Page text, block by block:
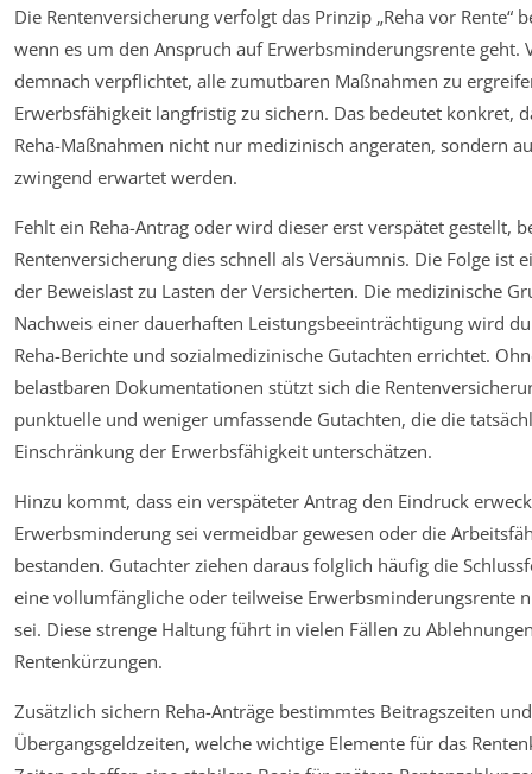
Die Rentenversicherung verfolgt das Prinzip „Reha vor Rente“
wenn es um den Anspruch auf Erwerbsminderungsrente geht.
demnach verpflichtet, alle zumutbaren Maßnahmen zu
Erwerbsfähigkeit langfristig zu sichern. Das bedeutet konkret,
Reha-Maßnahmen nicht nur medizinisch angeraten, sondern
zwingend erwartet werden.
Fehlt ein Reha-Antrag oder wird dieser erst verspätet gestellt,
Rentenversicherung dies schnell als Versäumnis. Die Folge ist
der Beweislast zu Lasten der Versicherten. Die medizinische
Nachweis einer dauerhaften Leistungsbeeinträchtigung wird
Reha-Berichte und sozialmedizinische Gutachten errichtet.
belastbaren Dokumentationen stützt sich die
punktuelle und weniger umfassende Gutachten, die die
Einschränkung der Erwerbsfähigkeit unterschätzen.
Hinzu kommt, dass ein verspäteter Antrag den Eindruck
Erwerbsminderung sei vermeidbar gewesen oder die
bestanden. Gutachter ziehen daraus folglich häufig die
eine vollumfängliche oder teilweise Erwerbsminderungsrente
sei. Diese strenge Haltung führt in vielen Fällen zu
Rentenkürzungen.
Zusätzlich sichern Reha-Anträge bestimmtes Beitragszeiten und
Übergangsgeldzeiten, welche wichtige Elemente für das